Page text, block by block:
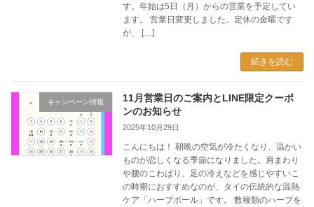
す。年始は5日（月）からの営業を予定してい
ます。 営業日変更しました。定休の金曜です
が、 […]
続きを読む
キャンペーン情報
11月営業日のご案内とLINE限定クーポ
ンのお知らせ
2025年10月29日
こんにちは！ 朝晩の空気が冷たくなり、温かい
ものが恋しくなる季節になりました。肩まわり
や腰のこわばり、足の冷えなどを感じやすいこ
の時期におすすめなのが、タイの伝統的な温熱
ケア「ハーブボール」です。 数種類のハーブを